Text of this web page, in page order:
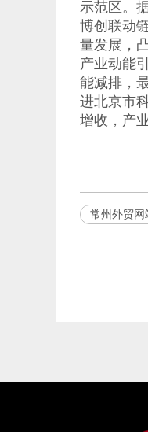
示范区。
博创联动
量发展，
产业动能
能减排，
进北京市
增收，产
常州外贸网